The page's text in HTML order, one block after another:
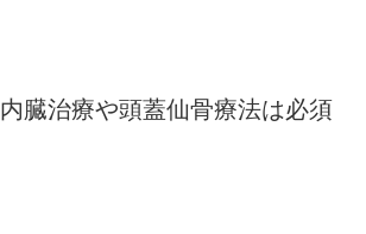
臓治療や頭蓋仙骨療法は必須